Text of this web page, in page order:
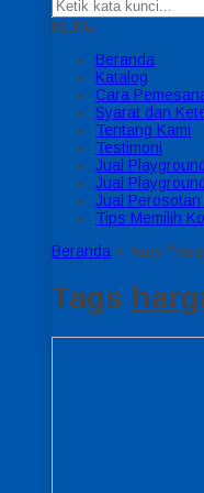
MENU
Beranda
Katalog
Cara
Syarat dan
Tentang Kami
Testimoni
Jual
Jual
Jual
Tips Memilih
Beranda » Tags
Tags